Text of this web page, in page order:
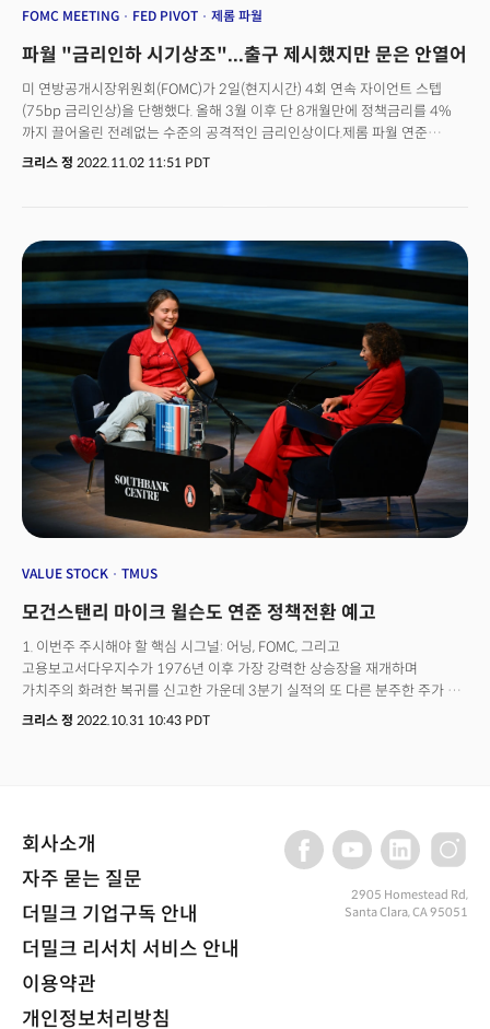
FOMC MEETING FED PIVOT 제롬 파월
파월 "금리인하 시기상조"...출구 제시했지만 문은 안열어
미 연방공개시장위원회(FOMC)가 2일(현지시간) 4회 연속 자이언트 스텝
(75bp 금리인상)을 단행했다. 올해 3월 이후 단 8개월만에 정책금리를 4%
까지 끌어올린 전례없는 수준의 공격적인 금리인상이다.제롬 파월 연준
의장은 기준금리 인상을 결정한 회의를 마치고 기자회견에서 "최종 금리가
(some&nbsp;ways&nbsp;to&nbsp;go)"고 덧붙였다.파월 의장의 이 같은
발언이 '피봇'을 기다리던 시장에 찬물을 끼얻으면서 뉴욕증시는 다우 지수는
1.55%,&nbsp;S&P500은&nbsp;2.50%, 나스닥은&nbsp;3.36% 각각
급락하며 마감했다.
크리스 정 2022.11.02 11:51 PDT
VALUE STOCK TMUS
모건스탠리 마이크 윌슨도 연준 정책전환 예고
1. 이번주 주시해야 할 핵심 시그널: 어닝, FOMC, 그리고
고용보고서다우지수가 1976년 이후 가장 강력한 상승장을 재개하며
가치주의 화려한 복귀를 신고한 가운데 3분기 실적의 또 다른 분주한 주가 될
것으로 전망된다. 약 160개의 S&P500 기업이 실적을 보고하는 가운데
4번 연속 75bp 금리인상에 베팅하는 가운데 연준의 긴축기조는 전례가 없을
정도로 빠르게 강화될 것이다. 그럼에도 시장은 연준의 정책 완화 시그널을
기대하고 있다. 금유시장은 12월 50bp 인상으로 기준금리 인상 기조가
완화될 수 있다는 기대를 시장가격에 반영하고 있다. 골드만삭스는 이 후에도
전망했다. 연준의 정책전환(Fed Pivot)에 대한 기대가 시장을 이끄는 가운데
다우지수는 1976년 이후 가장 강력한 상승세를 기록할 전망이다. 올해
중순부터 시작된 연준의 정책전환에 대한 기대는 회복장을 이끈 가장 강력한
모멘텀이었지만 또한 가장 위험한 베팅이기도 했다는 점에서 리스크가 있다는
크리스 정 2022.10.31 10:43 PDT
회사소개
자주 묻는 질문
더밀크 기업구독 안내
더밀크 리서치 서비스 안내
이용약관
개인정보처리방침
2905 Homestead Rd,
Santa Clara, CA 95051